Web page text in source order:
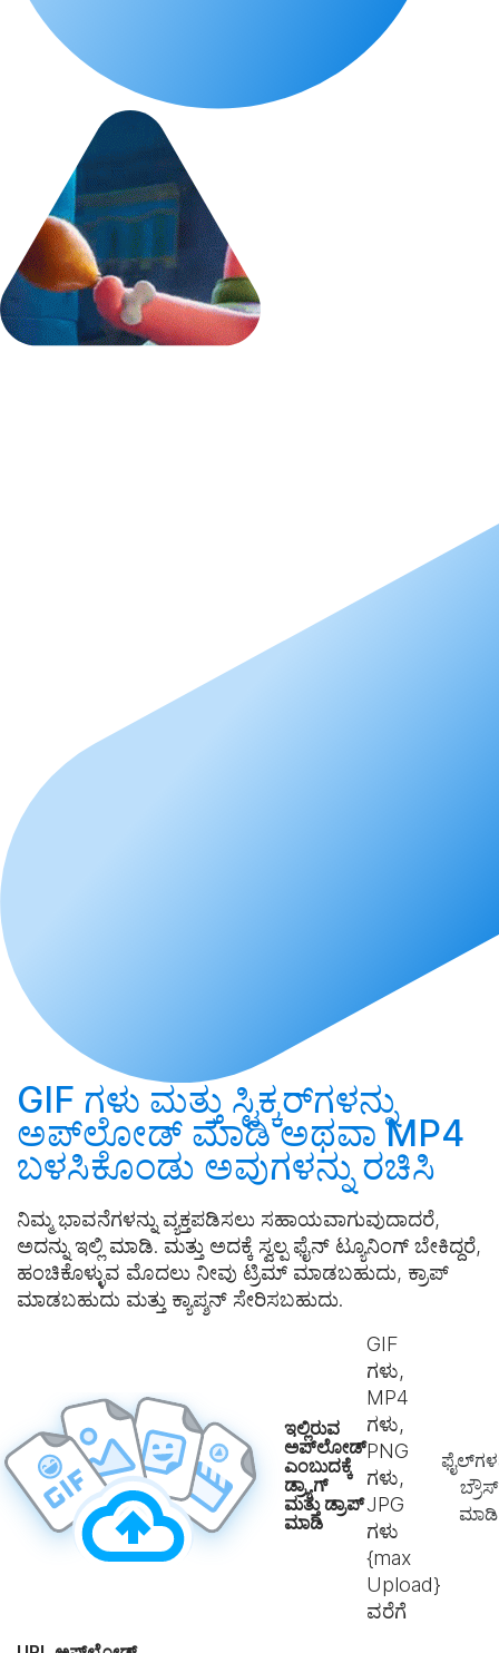
GIF ಗಳು ಮತ್ತು ಸ್ಟಿಕ್ಕರ್‌ಗಳನ್ನು
ಅಪ್‌ಲೋಡ್ ಮಾಡಿಅಥವಾ MP4
ಬಳಸಿಕೊಂಡು ಅವುಗಳನ್ನುರಚಿಸಿ
ನಿಮ್ಮ ಭಾವನೆಗಳನ್ನು ವ್ಯಕ್ತಪಡಿಸಲು ಸಹಾಯವಾಗುವುದಾದರೆ,
ಅದನ್ನು ಇಲ್ಲಿ ಮಾಡಿ. ಮತ್ತು ಅದಕ್ಕೆ ಸ್ವಲ್ಪ ಫೈನ್ ಟ್ಯೂನಿಂಗ್ ಬೇಕಿದ್ದರೆ,
ಹಂಚಿಕೊಳ್ಳುವ ಮೊದಲು ನೀವು ಟ್ರಿಮ್ ಮಾಡಬಹುದು, ಕ್ರಾಪ್
ಮಾಡಬಹುದು ಮತ್ತು ಕ್ಯಾಪ್ಶನ್ ಸೇರಿಸಬಹುದು.
ಇಲ್ಲಿರುವ
ಅಪ್‌ಲೋಡ್
ಎಂಬುದಕ್ಕೆ
ಡ್ರ್ಯಾಗ್
ಮತ್ತು ಡ್ರಾಪ್
ಮಾಡಿ
GIF
ಗಳು,
MP4
ಗಳು,
PNG
ಗಳು,
JPG
ಗಳು
{max
Upload}
ವರೆಗೆ
ಬ್ರೌಸ್
ಮಾಡಿ